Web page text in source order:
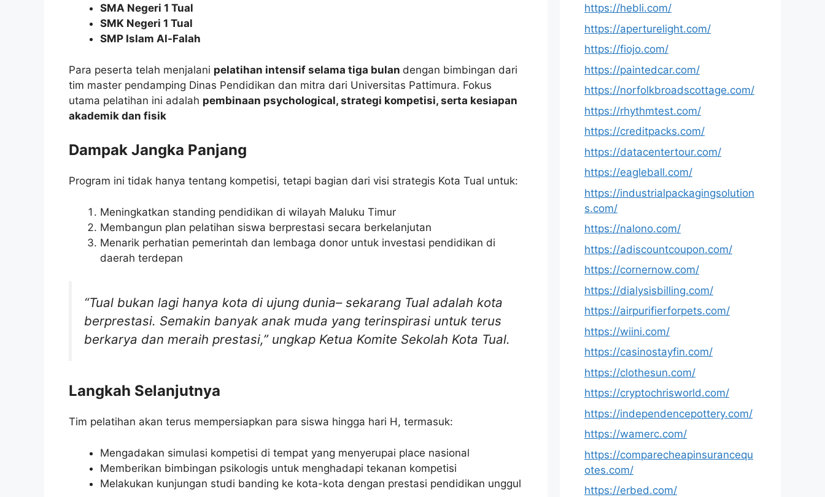
SMA Negeri 1 Tual
SMK Negeri 1 Tual
SMP Islam Al-Falah
Para peserta telah menjalani pelatihan intensif selama tiga bulan dengan bimbingan dari
tim master pendamping Dinas Pendidikan dan mitra dari Universitas Pattimura. Fokus
utama pelatihan ini adalah pembinaan psychological, strategi kompetisi, serta kesiapan
akademik dan fisik
Dampak Jangka Panjang
Program ini tidak hanya tentang kompetisi, tetapi bagian dari visi strategis Kota Tual untuk:
Meningkatkan standing pendidikan di wilayah Maluku Timur
Membangun plan pelatihan siswa berprestasi secara berkelanjutan
Menarik perhatian pemerintah dan lembaga donor untuk investasi pendidikan di
daerah terdepan
“Tual bukan lagi hanya kota di ujung dunia– sekarang Tual adalah kota
berprestasi. Semakin banyak anak muda yang terinspirasi untuk terus
berkarya dan meraih prestasi,” ungkap Ketua Komite Sekolah Kota Tual.
Langkah Selanjutnya
Tim pelatihan akan terus mempersiapkan para siswa hingga hari H, termasuk:
Mengadakan simulasi kompetisi di tempat yang menyerupai place nasional
Memberikan bimbingan psikologis untuk menghadapi tekanan kompetisi
Melakukan kunjungan studi banding ke kota-kota dengan prestasi pendidikan unggul
https://hebli.com/
https://aperturelight.com/
https://fiojo.com/
https://paintedcar.com/
https://norfolkbroadscottage.com/
https://rhythmtest.com/
https://creditpacks.com/
https://datacentertour.com/
https://eagleball.com/
https://industrialpackagingsolution
s.com/
https://nalono.com/
https://adiscountcoupon.com/
https://cornernow.com/
https://dialysisbilling.com/
https://airpurifierforpets.com/
https://wiini.com/
https://casinostayfin.com/
https://clothesun.com/
https://cryptochrisworld.com/
https://independencepottery.com/
https://wamerc.com/
https://comparecheapinsurancequ
otes.com/
https://erbed.com/